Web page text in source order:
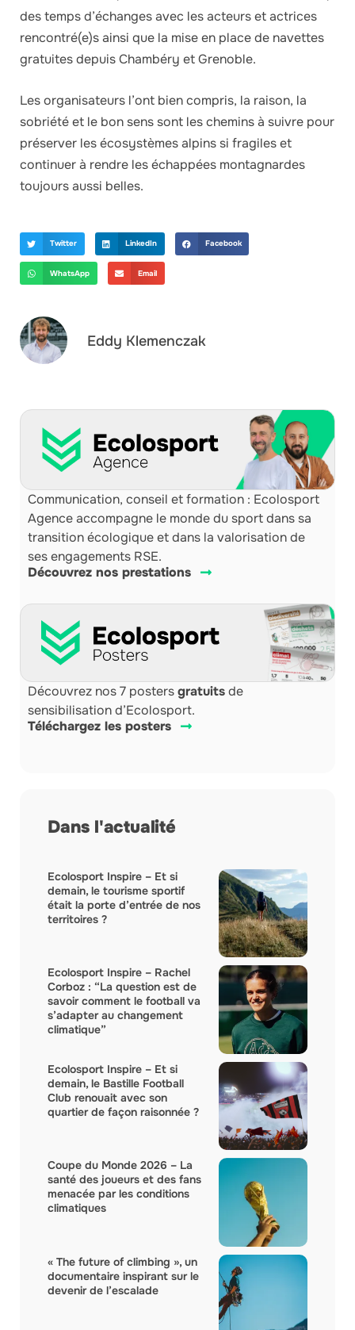
des temps d’échanges avec les acteurs et actrices
rencontré(e)s ainsi que la mise en place de navettes
gratuites depuis Chambéry et Grenoble.
Les organisateurs l’ont bien compris, la raison, la
sobriété et le bon sens sont les chemins à suivre pour
préserver les écosystèmes alpins si fragiles et
continuer à rendre les échappées montagnardes
toujours aussi belles.
Twitter LinkedIn Facebook
WhatsApp Email
Eddy Klemenczak
Communication, conseil et formation : Ecolosport
Agence accompagne le monde du sport dans sa
transition écologique et dans la valorisation de
ses engagements RSE.
Découvrez nos prestations
Découvrez nos 7 postersgratuitsde
sensibilisation d’Ecolosport.
Téléchargez les posters
Dans l'actualité
Ecolosport Inspire – Et si
demain, le tourisme sportif
était la porte d’entrée de nos
territoires ?
Ecolosport Inspire – Rachel
Corboz : “La question est de
savoir comment le football va
s’adapter au changement
climatique”
Ecolosport Inspire – Et si
demain, le Bastille Football
Club renouait avec son
quartier de façon raisonnée ?
Coupe du Monde 2026 – La
santé des joueurs et des fans
menacée par les conditions
climatiques
« The future of climbing », un
documentaire inspirant sur le
devenir de l’escalade